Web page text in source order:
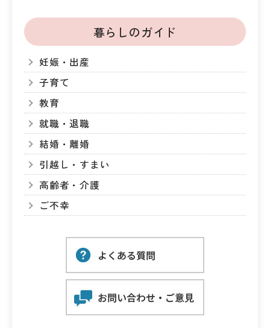
暮らしのガイド
妊娠・出産
子育て
教育
就職・退職
結婚・離婚
引越し・すまい
高齢者・介護
ご不幸